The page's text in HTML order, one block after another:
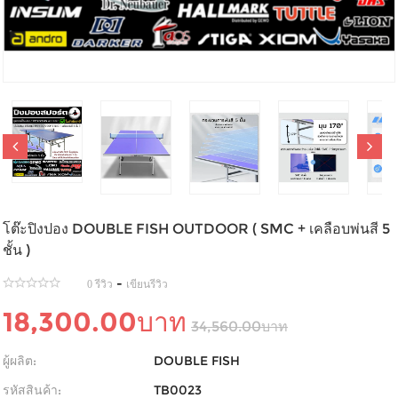
โต๊ะปิงปอง DOUBLE FISH OUTDOOR ( SMC + เคลือบพ่นสี 5
ชั้น )
0 รีวิว - เขียนรีวิว
18,300.00บาท 34,560.00บาท
ผู้ผลิต:
DOUBLE FISH
รหัสสินค้า:
TB0023